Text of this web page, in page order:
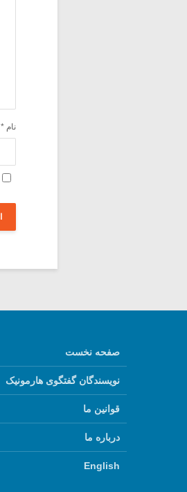
نام *
صفحه نخست
نویسندگان گفتگوی هارمونیک
قوانین ما
درباره ما
English